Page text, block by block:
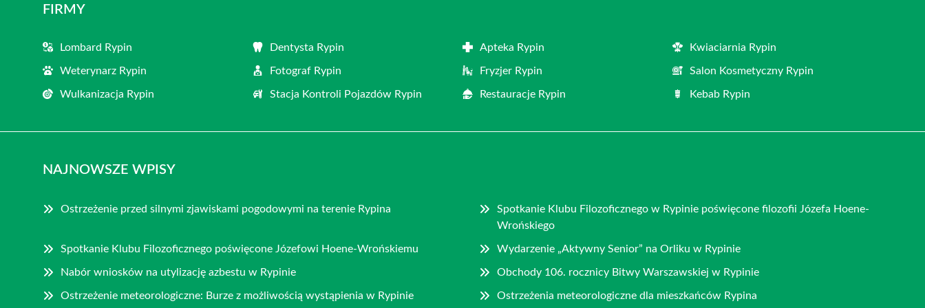
FIRMY
Lombard Rypin Dentysta Rypin Apteka Rypin Kwiaciarnia Rypin
Weterynarz Rypin Fotograf Rypin Fryzjer Rypin Salon Kosmetyczny Rypin
Wulkanizacja Rypin Stacja Kontroli Pojazdów Rypin Restauracje Rypin Kebab Rypin
NAJNOWSZE WPISY
Ostrzeżenie przed silnymi zjawiskami pogodowymi na terenie Rypina
Spotkanie Klubu Filozoficznego w Rypinie poświęcone filozofii Józefa Hoene-
Wrońskiego
Spotkanie Klubu Filozoficznego poświęcone Józefowi Hoene-Wrońskiemu Wydarzenie „Aktywny Senior” na Orliku w Rypinie
Nabór wniosków na utylizację azbestu w Rypinie Obchody 106. rocznicy Bitwy Warszawskiej w Rypinie
Ostrzeżenie meteorologiczne: Burze z możliwością wystąpienia w Rypinie Ostrzeżenia meteorologiczne dla mieszkańców Rypina